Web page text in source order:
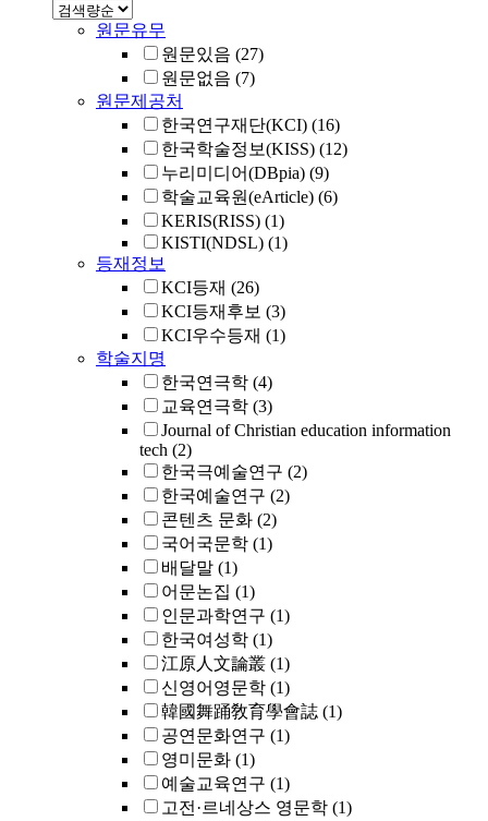
원문유무
원문있음 (27)
원문없음 (7)
원문제공처
한국연구재단(KCI) (16)
한국학술정보(KISS) (12)
누리미디어(DBpia) (9)
학술교육원(eArticle) (6)
KERIS(RISS) (1)
KISTI(NDSL) (1)
등재정보
KCI등재 (26)
KCI등재후보 (3)
KCI우수등재 (1)
학술지명
한국연극학 (4)
교육연극학 (3)
Journal of Christian education information
tech (2)
한국극예술연구 (2)
한국예술연구 (2)
콘텐츠 문화 (2)
국어국문학 (1)
배달말 (1)
어문논집 (1)
인문과학연구 (1)
한국여성학 (1)
江原人文論叢 (1)
신영어영문학 (1)
韓國舞踊敎育學會誌 (1)
공연문화연구 (1)
영미문화 (1)
예술교육연구 (1)
고전·르네상스 영문학 (1)